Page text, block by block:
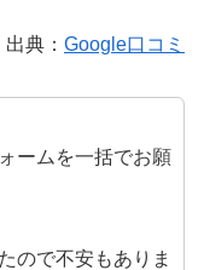
出典： Google口コミ
ームを一括でお願
ので不安もありま